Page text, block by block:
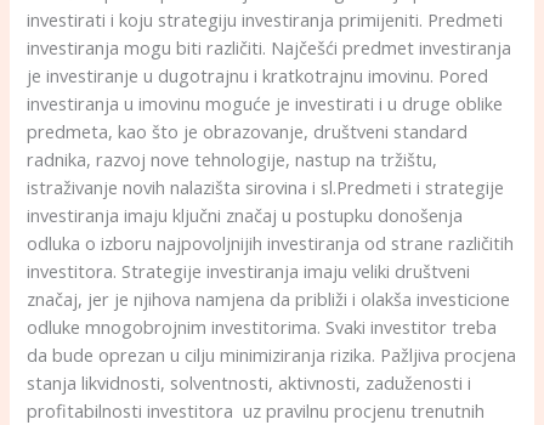
investirati i koju strategiju investiranja primijeniti. Predmeti
investiranja mogu biti različiti. Najčešći predmet investiranja
je investiranje u dugotrajnu i kratkotrajnu imovinu. Pored
investiranja u imovinu moguće je investirati i u druge oblike
predmeta, kao što je obrazovanje, društveni standard
radnika, razvoj nove tehnologije, nastup na tržištu,
istraživanje novih nalazišta sirovina i sl.Predmeti i strategije
investiranja imaju ključni značaj u postupku donošenja
odluka o izboru najpovoljnijih investiranja od strane različitih
investitora. Strategije investiranja imaju veliki društveni
značaj, jer je njihova namjena da približi i olakša investicione
odluke mnogobrojnim investitorima. Svaki investitor treba
da bude oprezan u cilju minimiziranja rizika. Pažljiva procjena
stanja likvidnosti, solventnosti, aktivnosti, zaduženosti i
profitabilnosti investitora uz pravilnu procjenu trenutnih